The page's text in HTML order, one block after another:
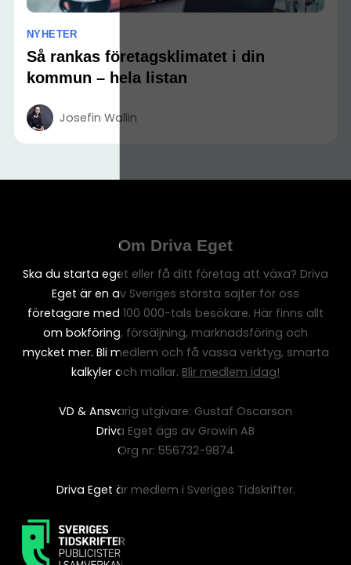
NYHETER
Så rankas företagsklimatet i din
kommun – hela listan
Josefin Wallin
Om Driva Eget
Ska du starta eget eller få ditt företag att växa? Driva
Eget är en av Sveriges största sajter för oss
företagare med 100 000-tals besökare. Här finns allt
om bokföring, försäljning, marknadsföring och
mycket mer. Bli medlem och få vassa verktyg, smarta
kalkyler och mallar. Blir medlem idag!
VD & Ansvarig utgivare: Gustaf Oscarson
Driva Eget ägs av Growin AB
Org nr: 556732-9874
Driva Eget är medlem i Sveriges Tidskrifter.